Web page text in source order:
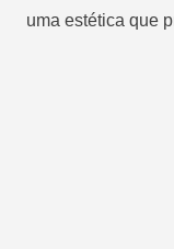
uma estética que